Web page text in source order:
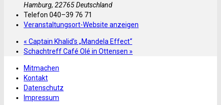
Hamburg, 22765Deutschland
Telefon 040–39 76 71
Veranstaltungsort-Website anzeigen
« Captain Khalid’s „Mandela Effect“
Schachtreff Café Olé in Ottensen »
Mitmachen
Kontakt
Datenschutz
Impressum